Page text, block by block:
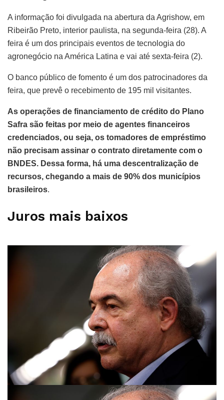
A informação foi divulgada na abertura da Agrishow, em
Ribeirão Preto, interior paulista, na segunda-feira (28). A
feira é um dos principais eventos de tecnologia do
agronegócio na América Latina e vai até sexta-feira (2).
O banco público de fomento é um dos patrocinadores da
feira, que prevê o recebimento de 195 mil visitantes.
As operações de financiamento de crédito do Plano
Safra são feitas por meio de agentes financeiros
credenciados, ou seja, os tomadores de empréstimo
não precisam assinar o contrato diretamente com o
BNDES. Dessa forma, há uma descentralização de
recursos, chegando a mais de 90% dos municípios
brasileiros.
Juros mais baixos